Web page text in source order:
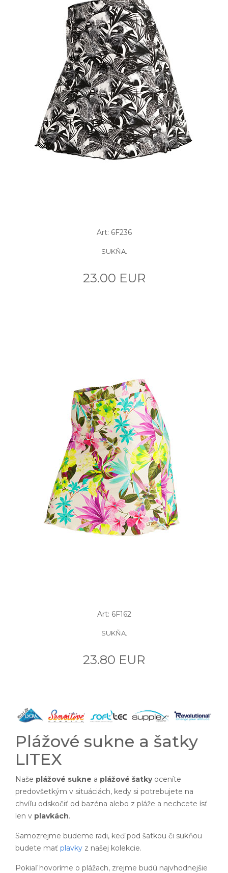
Art: 6F236
SUKŇA.
23.00 EUR
Art: 6F162
SUKŇA.
23.80 EUR
Plážové sukne a šatky
LITEX
Naše plážové sukne a plážové šatkyoceníte
predovšetkým v situáciách, kedy si potrebujete na
chvíľu odskočiť od bazéna alebo z pláže a nechcete ísť
len v plavkách.
Samozrejme budeme radi, keď pod šatkou či sukňou
budete mať plavky z našej kolekcie.
Pokiaľ hovoríme o plážach, zrejme budú najvhodnejšie